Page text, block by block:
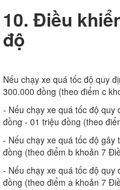
10. Điều
độ
Nếu chạy xe quá tốc độ quy
300.000 đồng (theo điểm c
- Nếu chạy xe quá tốc độ
đồng - 01 triệu đồng (theo
- Nếu chạy xe quá tốc độ gây
đồng (theo điểm b khoản 7
- Nếu chạy xe quá tốc độ
đồng (theo điểm a khoản 7